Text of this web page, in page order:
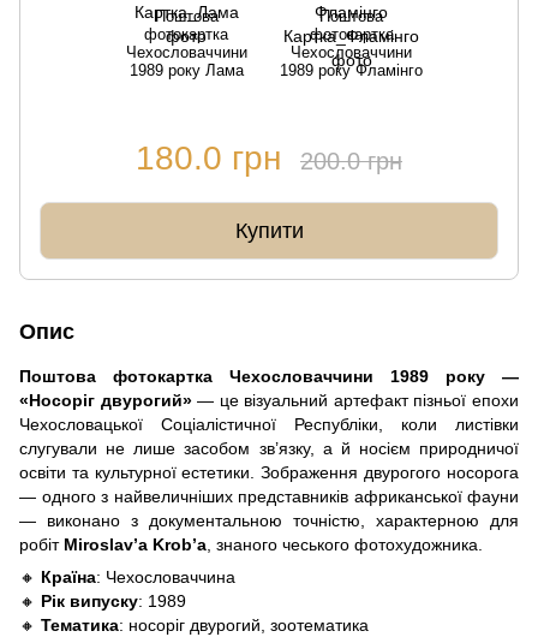
Поштова
фотокартка
Чехословаччини
1989 року Лама
Поштова
фотокартка
Чехословаччини
1989 року Фламінго
180.0 грн 200.0 грн
Купити
Опис
Поштова фотокартка Чехословаччини 1989 року —
«Носоріг двурогий»— це візуальний артефакт пізньої епохи
Чехословацької Соціалістичної Республіки, коли листівки
слугували не лише засобом зв’язку, а й носієм природничої
освіти та культурної естетики. Зображення двурогого носорога
— одного з найвеличніших представників африканської фауни
— виконано з документальною точністю, характерною для
робіт Miroslav’a Krob’a , знаного чеського фотохудожника.
🔸 Країна: Чехословаччина
🔸 Рік випуску: 1989
🔸 Тематика: носоріг двурогий, зоотематика